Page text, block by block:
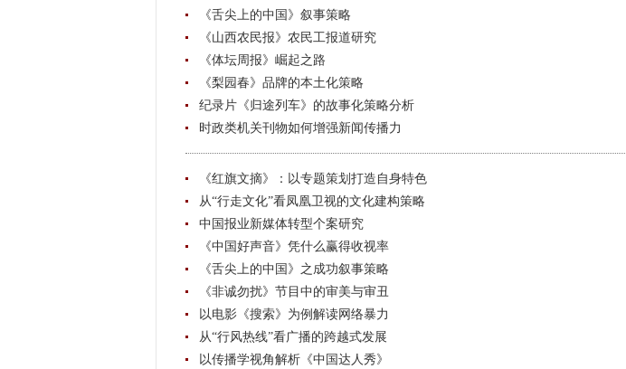
《舌尖上的中国》叙事策略
《山西农民报》农民工报道研究
《体坛周报》崛起之路
《梨园春》品牌的本土化策略
纪录片《归途列车》的故事化策略分析
时政类机关刊物如何增强新闻传播力
《红旗文摘》：以专题策划打造自身特色
从“行走文化”看凤凰卫视的文化建构策略
中国报业新媒体转型个案研究
《中国好声音》凭什么赢得收视率
《舌尖上的中国》之成功叙事策略
《非诚勿扰》节目中的审美与审丑
以电影《搜索》为例解读网络暴力
从“行风热线”看广播的跨越式发展
以传播学视角解析《中国达人秀》